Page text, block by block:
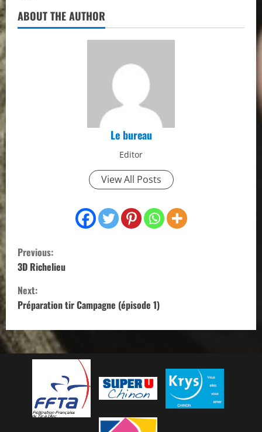
ABOUT THE AUTHOR
Le bureau
Editor
View All Posts
C
o
n
i
Previous:
3D Richelieu
Next:
Préparation tir Campagne (épisode 1)